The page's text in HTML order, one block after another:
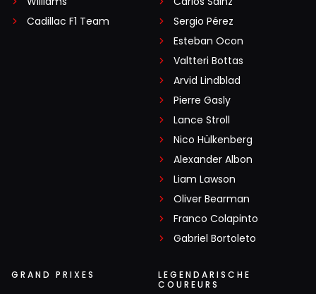
Cadillac F1 Team
Sergio Pérez
Esteban Ocon
Valtteri Bottas
Arvid Lindblad
Pierre Gasly
Lance Stroll
Nico Hülkenberg
Alexander Albon
Liam Lawson
Oliver Bearman
Franco Colapinto
Gabriel Bortoleto
GRAND PRIXES
LEGENDARISCHE
COUREURS